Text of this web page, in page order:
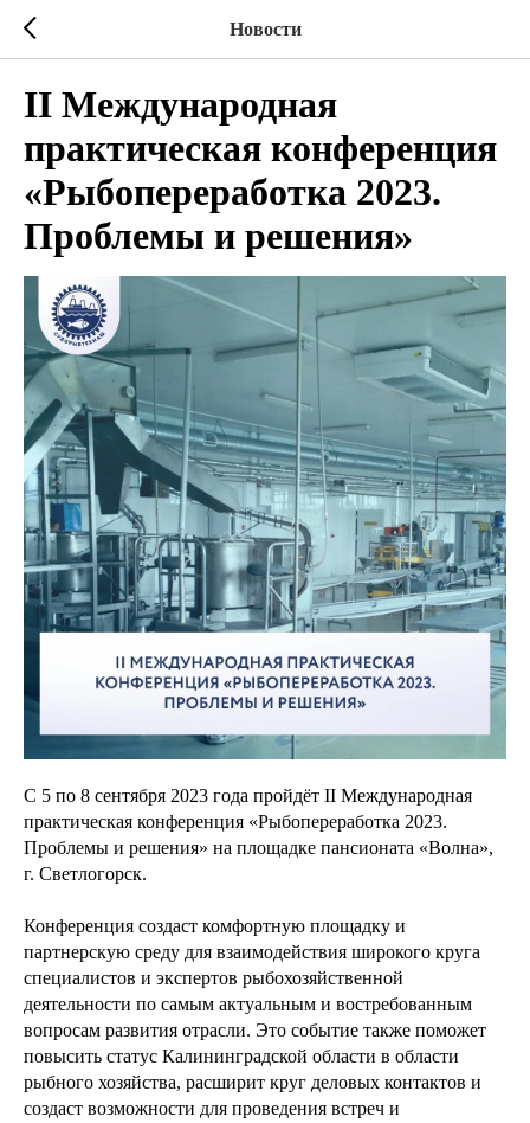
Новости
II Международная
практическая конференция
«Рыбопереработка 2023.
Проблемы и решения»
С 5 по 8 сентября 2023 года пройдёт II Международная
практическая конференция «Рыбопереработка 2023.
Проблемы и решения» на площадке пансионата «Волна»,
г. Светлогорск.
Конференция создаст комфортную площадку и
партнерскую среду для взаимодействия широкого круга
специалистов и экспертов рыбохозяйственной
деятельности по самым актуальным и востребованным
вопросам развития отрасли. Это событие также поможет
повысить статус Калининградской области в области
рыбного хозяйства, расширит круг деловых контактов и
создаст возможности для проведения встреч и